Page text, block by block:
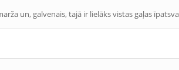
un, galvenais, tajā ir lielāks vistas gaļas